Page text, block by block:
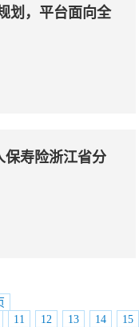
划，平台面向全
保寿险浙江省分
11 12 13 14
15